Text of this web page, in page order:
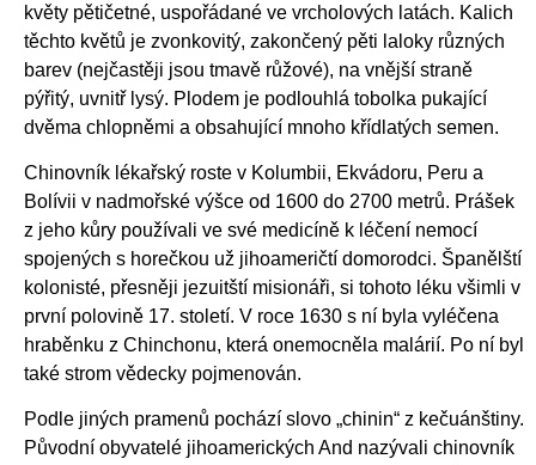
květy pětičetné, uspořádané ve vrcholových latách. Kalich
těchto květů je zvonkovitý, zakončený pěti laloky různých
barev (nejčastěji jsou tmavě růžové), na vnější straně
pýřitý, uvnitř lysý. Plodem je podlouhlá tobolka pukající
dvěma chlopněmi a obsahující mnoho křídlatých semen.
Chinovník lékařský roste v Kolumbii, Ekvádoru, Peru a
Bolívii v nadmořské výšce od 1600 do 2700 metrů. Prášek
z jeho kůry používali ve své medicíně k léčení nemocí
spojených s horečkou už jihoameričtí domorodci. Španělští
kolonisté, přesněji jezuitští misionáři, si tohoto léku všimli v
první polovině 17. století. V roce 1630 s ní byla vyléčena
hraběnku z Chinchonu, která onemocněla malárií. Po ní byl
také strom vědecky pojmenován.
Podle jiných pramenů pochází slovo „chinin“ z kečuánštiny.
Původní obyvatelé jihoamerických And nazývali chinovník